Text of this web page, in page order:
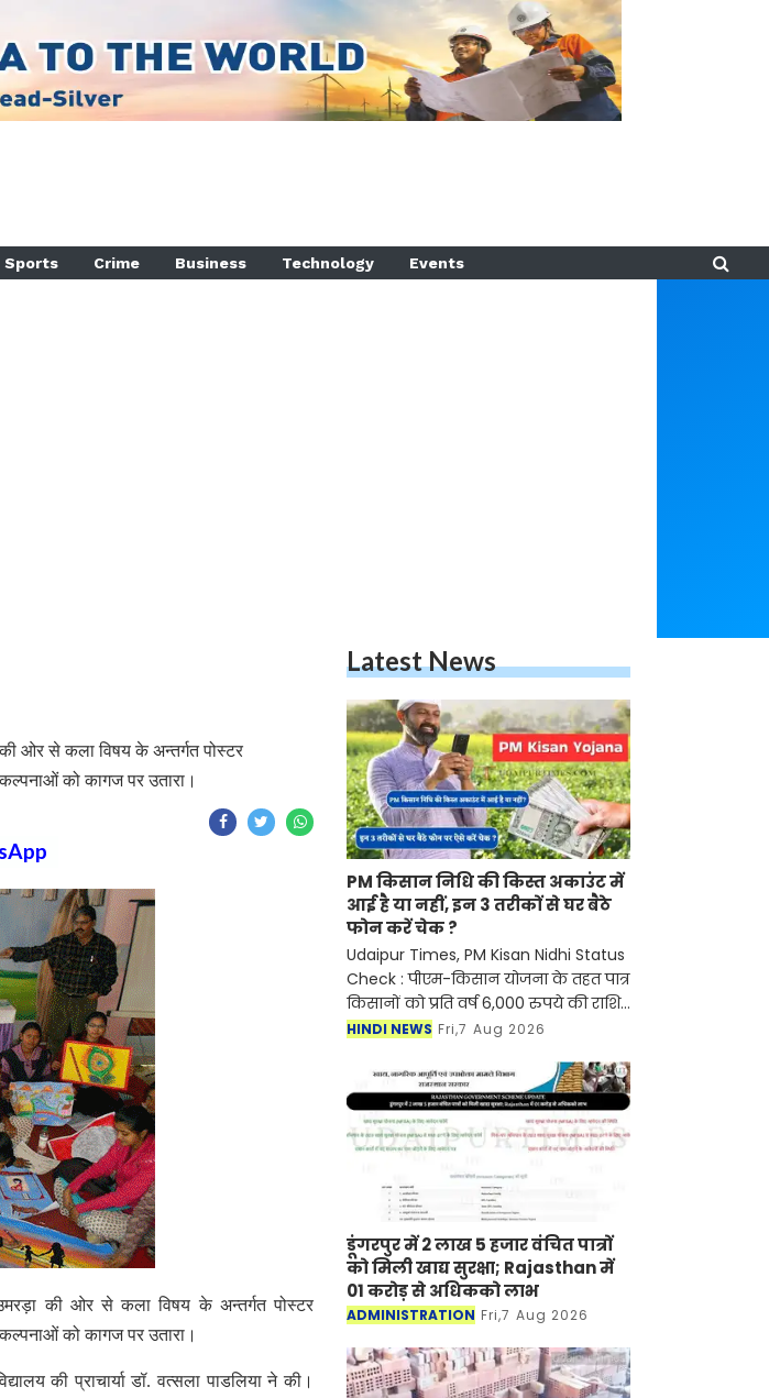
Sports Crime Business Technology Events
ओर से कला विषय के अन्तर्गत पोस्टर
को कागज पर उतारा।
की ओर से कला विषय के अन्तर्गत पोस्टर
को कागज पर उतारा।
की प्राचार्या डॉ. वत्सला पाडलिया ने की।
Latest News
PM किसान निधि की किस्त अकाउंट में
आई है या नहीं, इन 3 तरीकों से घर बैठे
फोन करें चेक ?
Udaipur Times, PM Kisan Nidhi Status
Check : पीएम-किसान योजना के तहत पात्र
किसानों को प्रति वर्ष 6,000 रुपये की राशि
तीन किस्तों में दी जाती है, जो सीधे उनके
HINDI NEWS Fri,7 Aug 2026
डूंगरपुर में 2 लाख 5 हजार वंचित पात्रों
को मिली खाद्य सुरक्षा; Rajasthan में
01 करोड़ से अधिकको लाभ
ADMINISTRATION Fri,7 Aug 2026